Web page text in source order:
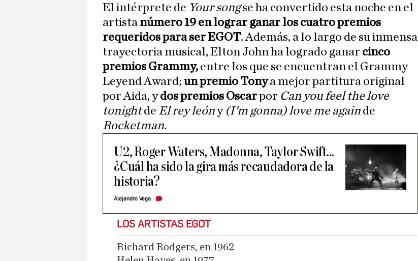
El intérprete de Your songse ha convertido esta noche en el
artista número 19 en lograr ganar los cuatro premios
requeridos para ser EGOT. Además, a lo largo de su inmensa
trayectoria musical, Elton John ha logrado ganar cinco
premios Grammy, entre los que se encuentran el Grammy
Leyend Award; un premio Tonya mejor partitura original
por Aida, ydos premios Oscarpor Can you feel the love
tonightde El rey leóny (I'm gonna) love me again de
Rocketman.
U2, Roger Waters, Madonna, Taylor Swift...
¿Cuál ha sido la gira más recaudadora de la
historia?
Alejandro Vega
LOS ARTISTAS EGOT
Richard Rodgers, en 1962